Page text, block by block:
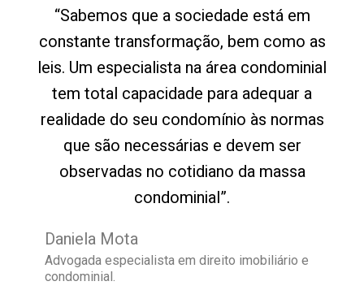
“Sabemos que a sociedade está em
constante transformação, bem como as
leis. Um especialista na área condominial
tem total capacidade para adequar a
realidade do seu condomínio às normas
que são necessárias e devem ser
observadas no cotidiano da massa
condominial”.
Daniela Mota
Advogada especialista em direito imobiliário e
condominial.